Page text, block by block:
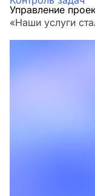
Управление
«Наши услуги